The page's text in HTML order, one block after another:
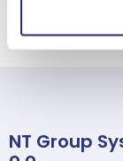
Zobacz
NT Group